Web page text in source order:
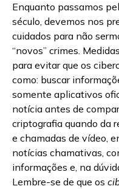
Enquanto passamos
século, devemos nos
cuidados para não
“novos” crimes.
para evitar que os
como: buscar
somente aplicativos
notícia antes de
criptografia quando da
e chamadas de vídeo,
notícias chamativas,
informações e, na
Lembre-se de que os